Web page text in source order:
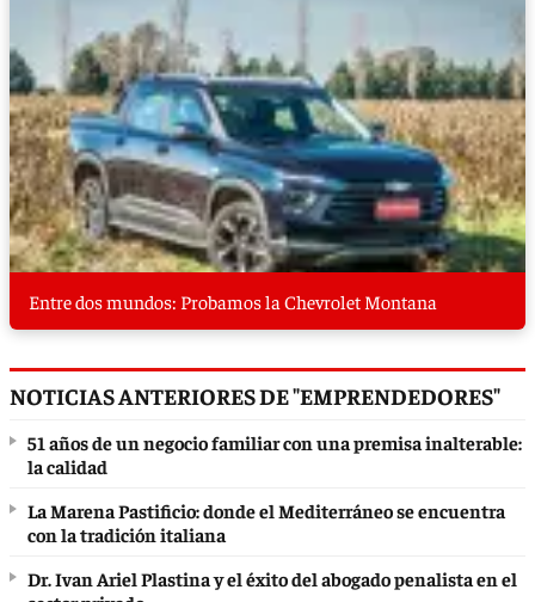
Entre dos mundos: Probamos la Chevrolet Montana
NOTICIAS ANTERIORES DE "EMPRENDEDORES"
51 años de un negocio familiar con una premisa inalterable:
la calidad
La Marena Pastificio: donde el Mediterráneo se encuentra
con la tradición italiana
Dr. Ivan Ariel Plastina y el éxito del abogado penalista en el